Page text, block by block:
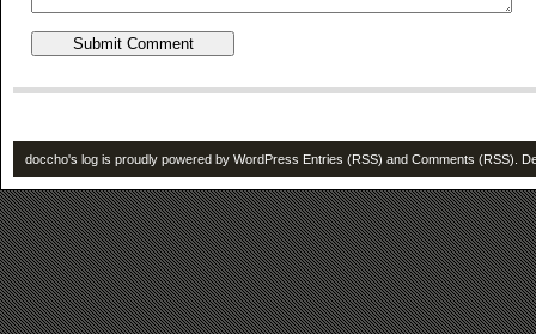
doccho's log is proudly powered by WordPress Entries (RSS) and Comments (RSS) .